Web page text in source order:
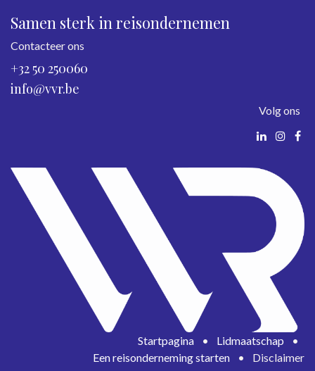
Samen sterk in reisondernemen
Contacteer ons
+32 50 250060
info@vvr.be
Volg ons
Startpagina • Lidmaatschap
•
Een reisonderneming starten
• Disclaimer